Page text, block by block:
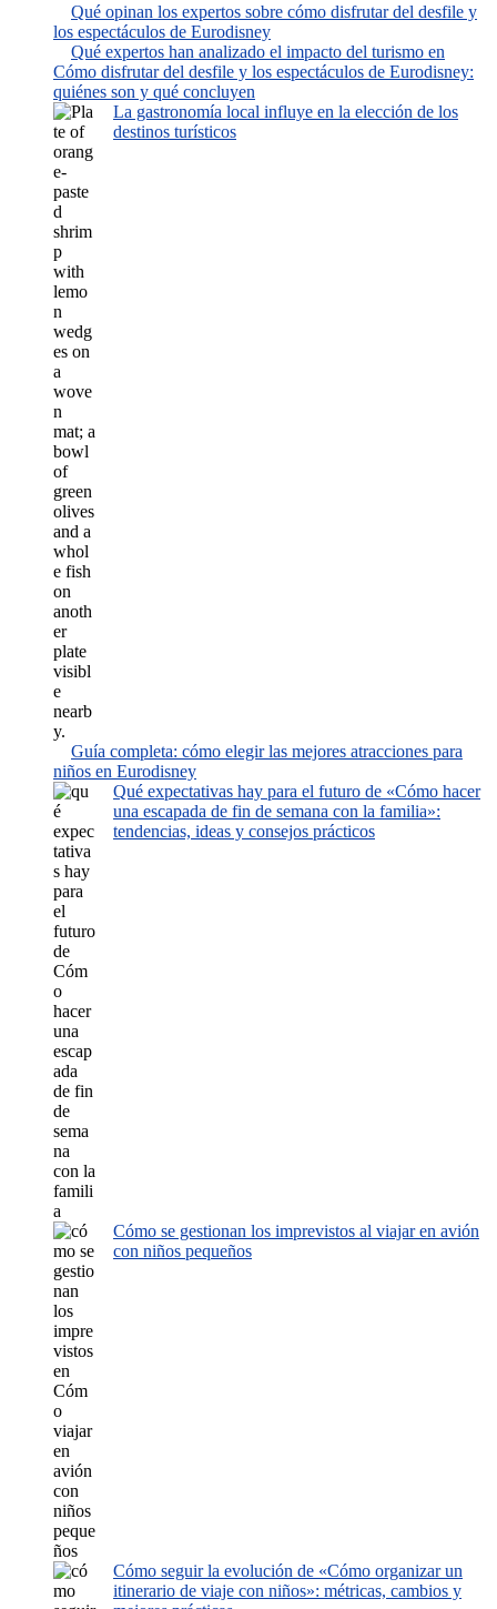
Qué opinan los expertos sobre cómo disfrutar del desfile y
los espectáculos de Eurodisney
Qué expertos han analizado el impacto del turismo en
Cómo disfrutar del desfile y los espectáculos de Eurodisney:
quiénes son y qué concluyen
La gastronomía local influye en la elección de los
destinos turísticos
Guía completa: cómo elegir las mejores atracciones para
niños en Eurodisney
Qué expectativas hay para el futuro de «Cómo hacer
una escapada de fin de semana con la familia»:
tendencias, ideas y consejos prácticos
Cómo se gestionan los imprevistos al viajar en avión
con niños pequeños
Cómo seguir la evolución de «Cómo organizar un
itinerario de viaje con niños»: métricas, cambios y